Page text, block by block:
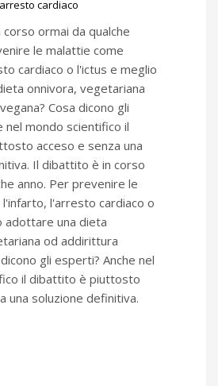
ormai da qualche
le malattie come
cardiaco o l'ictus e meglio
onnivora, vegetariana
Cosa dicono gli
nel mondo scientifico il
acceso e senza una
Il dibattito è in corso
anno. Per prevenire le
l'arresto cardiaco o
adottare una dieta
od addirittura
gli esperti? Anche nel
il dibattito è piuttosto
una soluzione definitiva.